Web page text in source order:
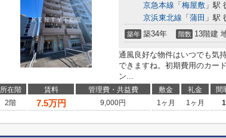
京急本線 「 梅屋敷 」駅
京浜東北線 「 蒲田 」駅
築年 築34年 階数 13階建
通風良好な物件はいつでも気
できますね。初期費用のカー
ン...
所在階 賃料 管理費・共益費 敷金 礼金 間
2階
7.5万円 9,000円 1ヶ月 1ヶ月